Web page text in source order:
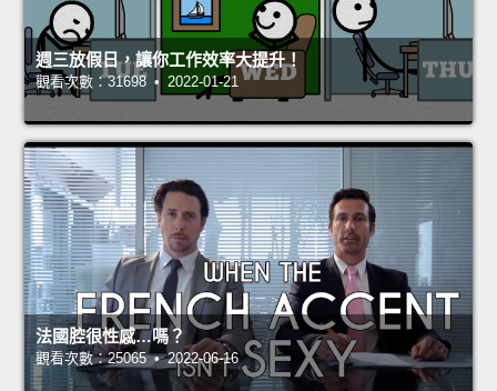
週三放假日，讓你工作效率大提升！
觀看次數：31698 • 2022-01-21
法國腔很性感…嗎？
觀看次數：25065 • 2022-06-16